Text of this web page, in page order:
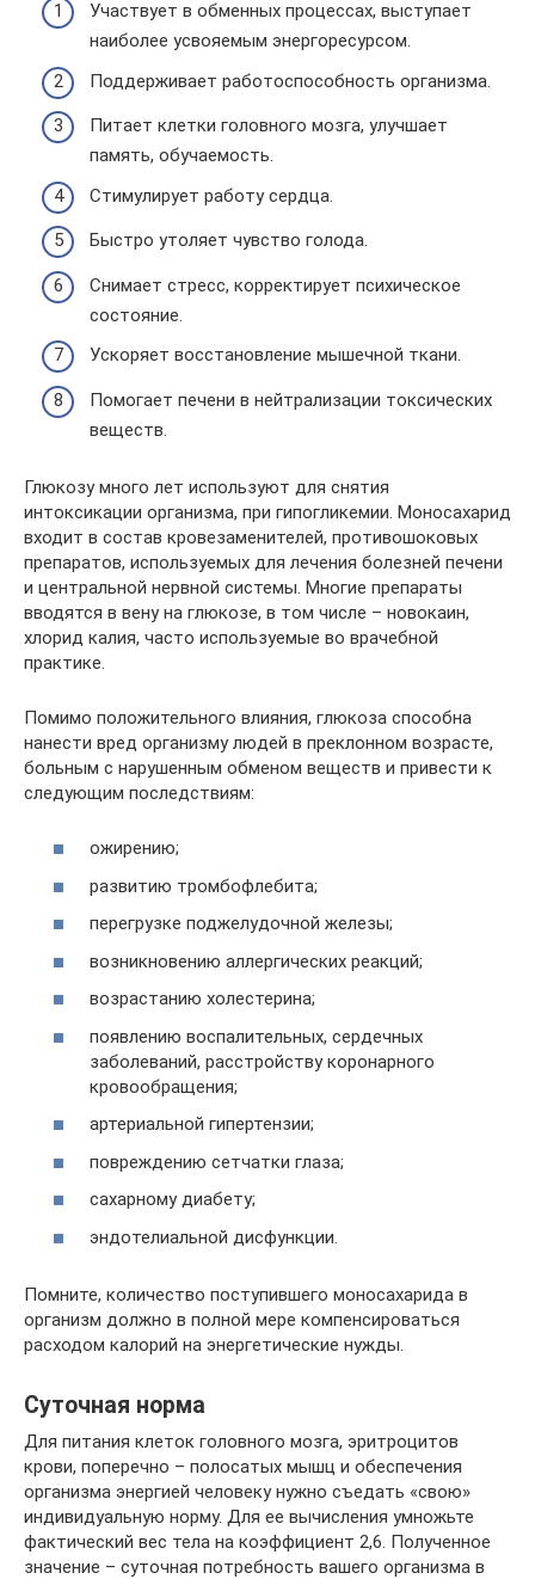
Участвует в обменных процессах, выступает
наиболее усвояемым энергоресурсом.
Поддерживает работоспособность организма.
Питает клетки головного мозга, улучшает
память, обучаемость.
Стимулирует работу сердца.
Быстро утоляет чувство голода.
Снимает стресс, корректирует психическое
состояние.
Ускоряет восстановление мышечной ткани.
Помогает печени в нейтрализации токсических
веществ.
Глюкозу много лет используют для снятия
интоксикации организма, при гипогликемии. Моносахарид
входит в состав кровезаменителей, противошоковых
препаратов, используемых для лечения болезней печени
и центральной нервной системы. Многие препараты
вводятся в вену на глюкозе, в том числе – новокаин,
хлорид калия, часто используемые во врачебной
практике.
Помимо положительного влияния, глюкоза способна
нанести вред организму людей в преклонном возрасте,
больным с нарушенным обменом веществ и привести к
следующим последствиям:
ожирению;
развитию тромбофлебита;
перегрузке поджелудочной железы;
возникновению аллергических реакций;
возрастанию холестерина;
появлению воспалительных, сердечных
заболеваний, расстройству коронарного
кровообращения;
артериальной гипертензии;
повреждению сетчатки глаза;
сахарному диабету;
эндотелиальной дисфункции.
Помните, количество поступившего моносахарида в
организм должно в полной мере компенсироваться
расходом калорий на энергетические нужды.
Суточная норма
Для питания клеток головного мозга, эритроцитов
крови, поперечно – полосатых мышц и обеспечения
организма энергией человеку нужно съедать «свою»
индивидуальную норму. Для ее вычисления умножьте
фактический вес тела на коэффициент 2,6. Полученное
значение – суточная потребность вашего организма в